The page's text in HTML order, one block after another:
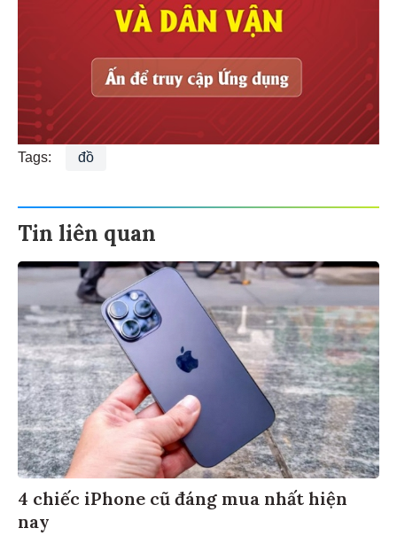
Tags: đồ
Tin liên quan
4 chiếc iPhone cũ đáng mua nhất hiện
nay